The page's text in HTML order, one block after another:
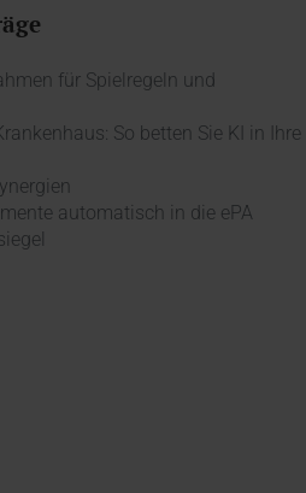
für Spielregeln und
So betten Sie KI in Ihre
automatisch in die ePA